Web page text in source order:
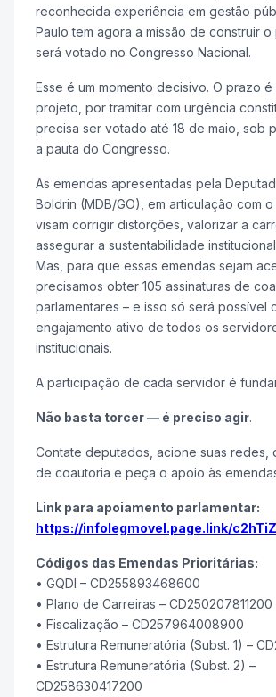
reconhecida experiência em gestão
Paulo tem agora a missão de construir
será votado no Congresso Nacional.
Esse é um momento decisivo. O prazo
projeto, por tramitar com urgência
precisa ser votado até 18 de maio, sob
a pauta do Congresso.
As emendas apresentadas pela
Boldrin (MDB/GO), em articulação com o
visam corrigir distorções, valorizar a
assegurar a sustentabilidade
Mas, para que essas emendas sejam
precisamos obter 105 assinaturas de
parlamentares – e isso só será possível
engajamento ativo de todos os
institucionais.
A participação de cada servidor é
Não basta torcer — é preciso agir.
Contate deputados, acione suas redes,
de coautoria e peça o apoio às
Link para apoiamento parlamentar:
https://infolegmovel.page.link/
Códigos das Emendas Prioritárias:
• GQDI – CD255893468600
• Plano de Carreiras – CD250207811200
• Fiscalização – CD257964008900
• Estrutura Remuneratória (Subst. 1) –
• Estrutura Remuneratória (Subst. 2) –
CD258630417200